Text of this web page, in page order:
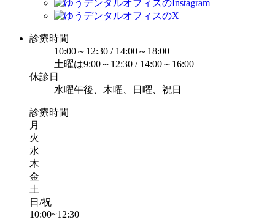
診療時間
10:00～12:30 / 14:00～18:00
土曜は9:00～12:30 / 14:00～16:00
休診日
水曜午後、木曜、日曜、祝日
診療時間
月
火
水
木
金
土
日/祝
10:00~12:30